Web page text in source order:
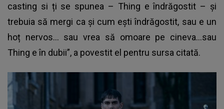
casting si ți se spunea – Thing e îndrăgostit – și
trebuia să mergi ca și cum ești îndrăgostit, sau e un
hoț nervos… sau vrea să omoare pe cineva…sau
Thing e în dubii”, a povestit el pentru sursa citată.